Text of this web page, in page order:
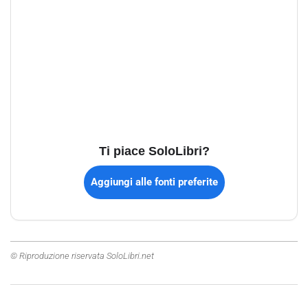
Ti piace SoloLibri?
Aggiungi alle fonti preferite
© Riproduzione riservata SoloLibri.net